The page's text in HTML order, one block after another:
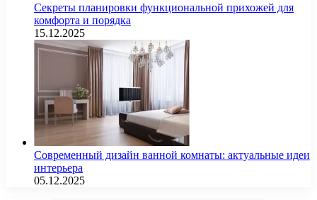
Секреты планировки функциональной прихожей для
комфорта и порядка
15.12.2025
Современный дизайн ванной комнаты: актуальные идеи
интерьера
05.12.2025